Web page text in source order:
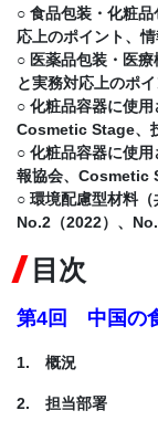
○ 食品包装・化粧
応上のポイント、情
○ 医薬品包装・医
と実務対応上のポ
○ 化粧品容器に使用
Cosmetic Stage、
○ 化粧品容器に使
報協会、Cosmetic
○ 環境配慮型材料
No.2（2022）、
目次
第4回 中国の
1. 概況
2. 担当部署